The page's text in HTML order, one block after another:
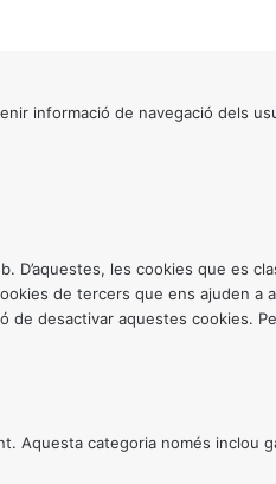
informació de navegació dels
les cookies que es
de tercers que ens ajuden
de desactivar aquestes cookies.
Aquesta categoria només